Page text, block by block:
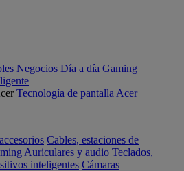
Negocios Día a día Gaming
Tecnología de pantalla Acer
Cables, estaciones de
Auriculares y audio Teclados,
inteligentes Cámaras